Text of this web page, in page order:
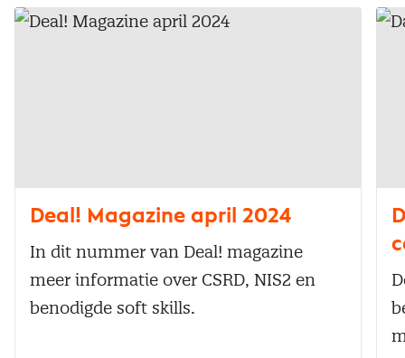
Deal! Magazine april 2024
In dit nummer van Deal! magazine
meer informatie over CSRD, NIS2 en
benodigde soft skills.